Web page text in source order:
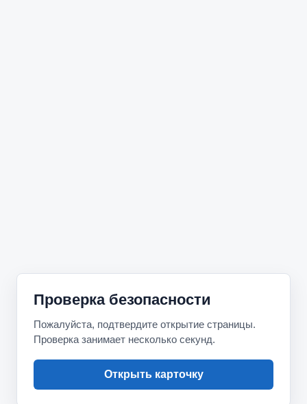
Проверка безопасности
Пожалуйста, подтвердите открытие страницы.
Проверка занимает несколько секунд.
Открыть карточку